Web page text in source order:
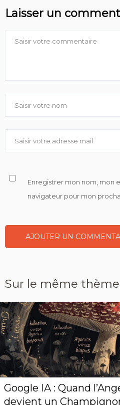
Laisser un
Enregistrer mon nom, mon
navigateur pour mon
Sur le même
Google IA : Quand
devient un